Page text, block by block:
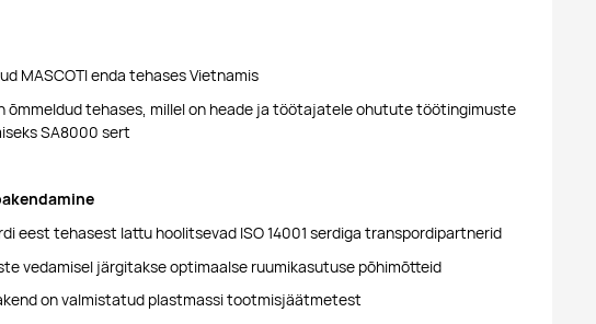
MASCOTI enda tehases Vietnamis
õmmeldud tehases, millel on heade ja töötajatele ohutute töötingimuste
SA8000 sert
eest tehasest lattu hoolitsevad ISO 14001 serdiga transpordipartnerid
vedamisel järgitakse optimaalse ruumikasutuse põhimõtteid
on valmistatud plastmassi tootmisjäätmetest